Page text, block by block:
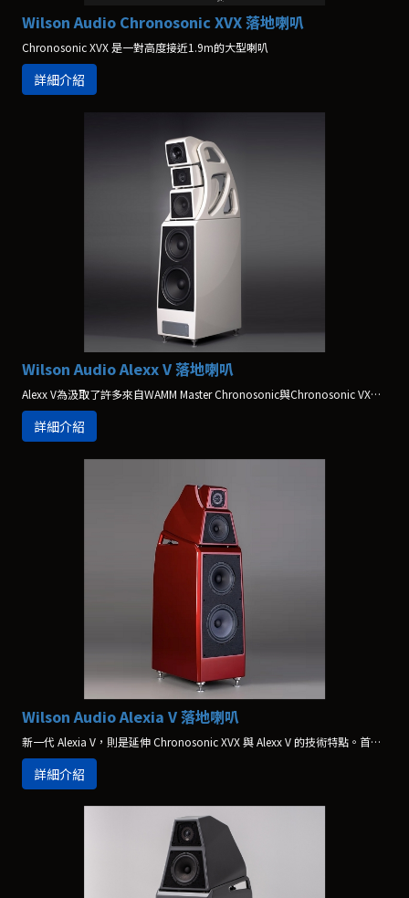
Wilson Audio Chronosonic XVX 落地喇叭
Chronosonic XVX 是一對高度接近1.9m的大型喇叭
詳細介紹
Wilson Audio Alexx V 落地喇叭
Alexx V為汲取了許多來自WAMM Master Chronosonic與Chronosonic VXV的最新技術與最新材料所打造出來的新一代產品。
詳細介紹
Wilson Audio Alexia V 落地喇叭
新一代 Alexia V，則是延伸 Chronosonic XVX 與 Alexx V 的技術特點。首先，在喇叭音箱材料部分，大部分使用Wilson Audio 獨家 X-Material，但是在低音與中音音箱頂板，採用了新的 V-Material，強化喇叭箱體的阻尼，並且強化箱內樑柱補強，讓音箱阻尼特性更好，達到同級喇叭的新標準。
詳細介紹